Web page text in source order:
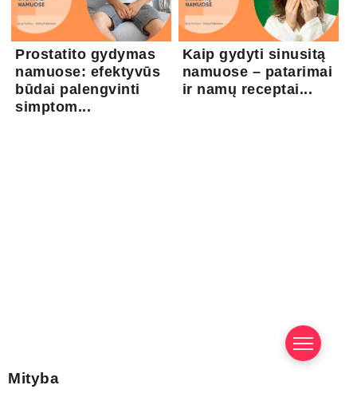
Prostatito gydymas
namuose: efektyvūs
būdai palengvinti
simptom...
Kaip gydyti sinusitą
namuose – patarimai
ir namų receptai...
Mityba